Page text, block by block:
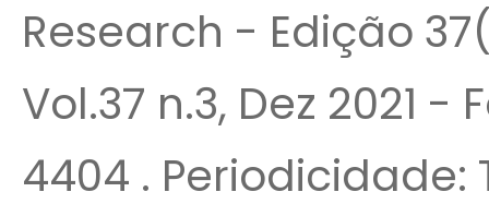
Research - Edição
Vol.37 n.3, Dez 2021 -
4404 . Periodicidade: